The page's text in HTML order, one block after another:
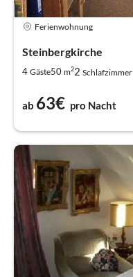
Ferienwohnung
Steinbergkirche
4 Gäste50 m22 Schlafzimmer
ab 63€ pro Nacht